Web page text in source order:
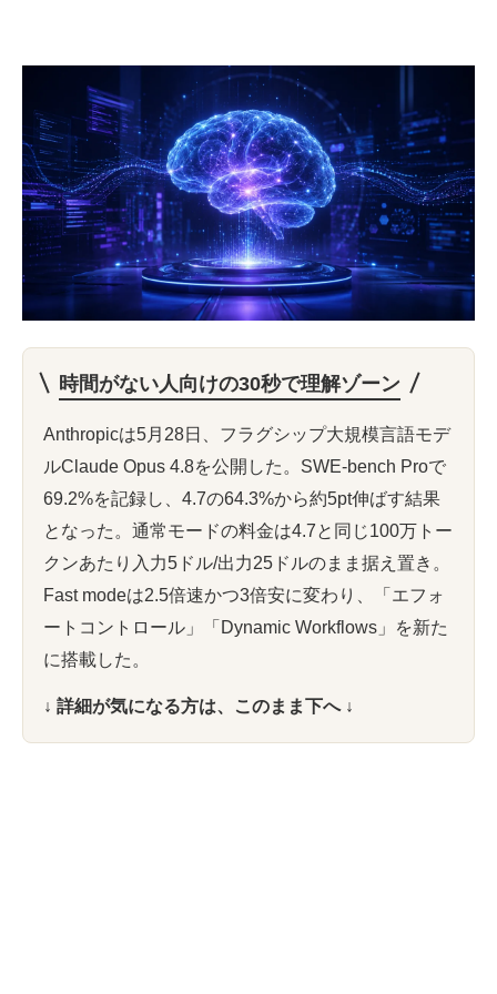
時間がない人向けの30秒で理解ゾーン
Anthropicは5月28日、フラグシップ大規模言語モデ
ルClaude Opus 4.8を公開した。SWE-bench Proで
69.2%を記録し、4.7の64.3%から約5pt伸ばす結果
となった。通常モードの料金は4.7と同じ100万トー
クンあたり入力5ドル/出力25ドルのまま据え置き。
Fast modeは2.5倍速かつ3倍安に変わり、「エフォ
ートコントロール」「Dynamic Workflows」を新た
に搭載した。
↓ 詳細が気になる方は、このまま下へ ↓